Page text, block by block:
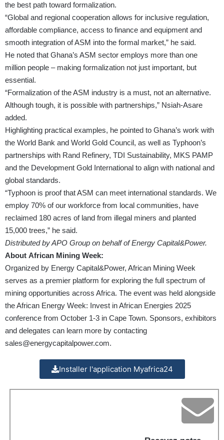
the best path toward formalization.
“Global and regional cooperation allows for inclusive regulation,
affordable compliance, access to finance and equipment and
smooth integration of ASM into the formal market,” he said.
He noted that Ghana’s ASM sector employs more than one
million people – making formalization not just important, but
essential.
“Formalization of the ASM industry is a must, not an alternative.
Although tough, it is possible with partnerships,” Nsiah-Asare
added.
Highlighting practical examples, he pointed to Ghana’s work with
the World Bank and World Gold Council, as well as Typhoon’s
partnerships with Rand Refinery, TDI Sustainability, MKS PAMP
and the Development Gold International to align with national and
global standards.
“Typhoon is proof that ASM can meet international standards. We
employ 70% of our workforce from local communities, have
reclaimed 180 acres of land from illegal miners and planted
15,000 trees,” he said.
Distributed by APO Group on behalf of Energy Capital&Power.
About African Mining Week:
Organized by Energy Capital&Power, African Mining Week
serves as a premier platform for exploring the full spectrum of
mining opportunities across Africa. The event was held alongside
the African Energy Week: Invest in African Energies 2025
conference from October 1-3 in Cape Town. Sponsors, exhibitors
and delegates can learn more by contacting
sales@energycapitalpower.com.
Installer l'application Myafrica24